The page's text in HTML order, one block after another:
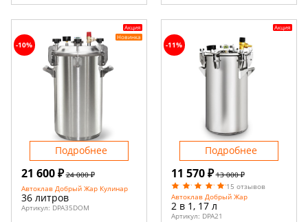
Акция
Новинка
21 600 ₽ 24 000 ₽
Автоклав Добрый Жар Кулинар
36 литров
Артикул: DPA35DOM
-10%
Подробнее
Акция
11 570 ₽ 13 000 ₽
15 отзывов
Автоклав Добрый Жар
2 в 1, 17 л
Артикул: DPA21
-11%
Подробнее